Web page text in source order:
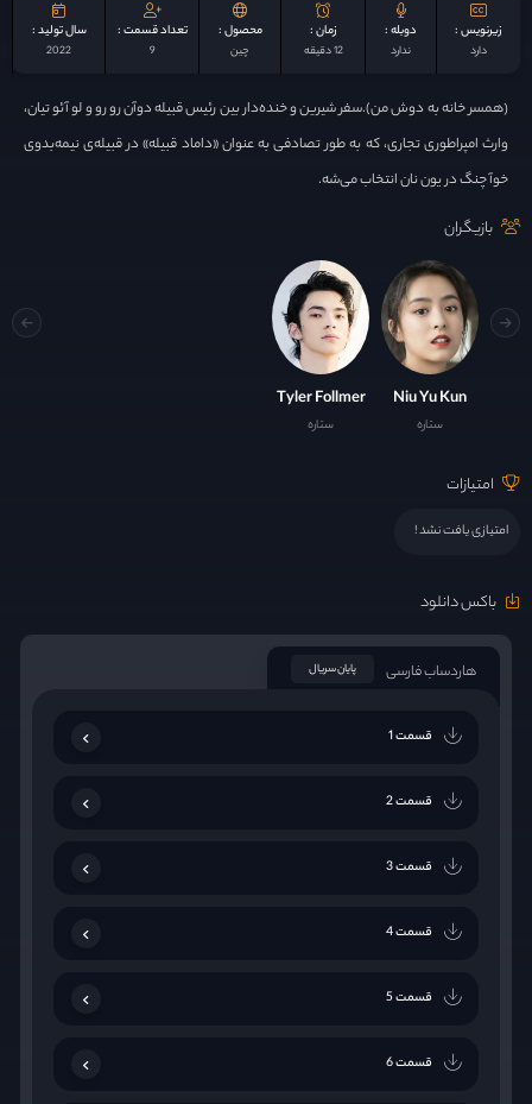
زیرنویس :
دارد
دوبله :
ندارد
زمان :
12 دقیقه
محصول :
چين
تعداد قسمت :
9
سال تولید :
2022
(همسر خانه به دوش من).سفر شیرین و خنده‌دار بین رئیس قبیله دوآن رو رو و لو آئو تیان،
وارث امپراطوری تجاری، که به طور تصادفی به عنوان «داماد قبیله» در قبیله‌ی نیمه‌بدوی
خوآ چنگ در یون نان انتخاب می‌شه.
بازیگران
Niu Yu Kun
ستاره
Tyler Follmer
ستاره
امتیازات
امتیازی یافت نشد !
باکس دانلود
هاردساب فارسی پایان سریال
قسمت 1
قسمت 2
قسمت 3
قسمت 4
قسمت 5
قسمت 6